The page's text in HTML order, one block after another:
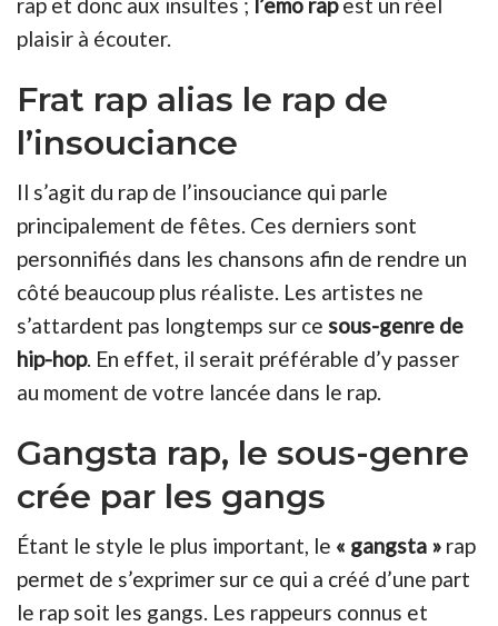
plaisir à écouter.
Frat rap alias le rap de
l’insouciance
Il s’agit du rap de l’insouciance qui parle
principalement de fêtes. Ces derniers sont
personnifiés dans les chansons afin de rendre un
côté beaucoup plus réaliste. Les artistes ne
s’attardent pas longtemps sur ce sous-genre de
hip-hop. En effet, il serait préférable d’y passer
au moment de votre lancée dans le rap.
Gangsta rap, le sous-genre
crée par les gangs
Étant le style le plus important, le « gangsta » rap
permet de s’exprimer sur ce qui a créé d’une part
le rap soit les gangs. Les rappeurs connus et